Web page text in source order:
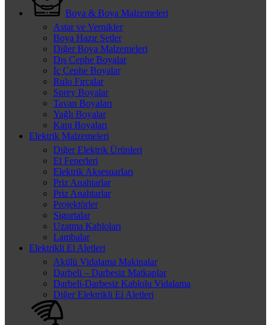
Boya & Boya Malzemeleri
Astar ve Vernikler
Boya Hazır Setler
Diğer Boya Malzemeleri
Dış Cephe Boyalar
İç Cephe Boyalar
Rulo Fırçalar
Sprey Boyalar
Tavan Boyaları
Yağlı Boyalar
Kapı Boyaları
Elektrik Malzemeleri
Diğer Elektrik Ürünleri
El Fenerleri
Elektrik Aksesuarları
Priz Anahtarlar
Priz Anahtarlar
Projektörler
Sigortalar
Uzatma Kabloları
Lambalar
Elektrikli El Aletleri
Akülü Vidalama Makinalar
Darbeli – Darbesiz Matkaplar
Darbeli-Darbesiz Kablolu Vidalama
Diğer Elektrikli El Aletleri